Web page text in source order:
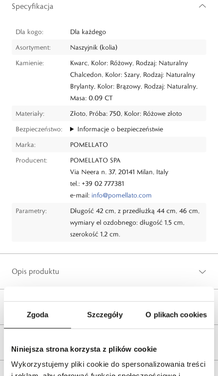
Zgoda Szczegóły O plikach cookies
Niniejsza strona korzysta z plików cookie
Wykorzystujemy pliki cookie do spersonalizowania treści
Specyfikacja
Dla kogo:
Dla każdego
Asortyment:
Naszyjnik (kolia)
Kamienie:
Kwarc, Kolor: Różowy, Rodzaj: Naturalny
Chalcedon, Kolor: Szary, Rodzaj: Naturalny
Brylanty, Kolor: Brązowy, Rodzaj: Naturalny,
Masa: 0.09 CT
Materiały:
Złoto, Próba: 750, Kolor: Różowe złoto
Bezpieczeństwo:
Informacje o bezpieczeństwie
Marka:
POMELLATO
Producent:
POMELLATO SPA
Via Neera n. 37, 20141 Milan, Italy
tel.: +39 02 777381
e-mail: info@pomellato.com
Parametry:
Długość 42 cm, z przedłużką 44 cm, 46 cm,
wymiary el ozdobnego: długość 1,5 cm,
szerokość 1,2 cm.
Opis produktu